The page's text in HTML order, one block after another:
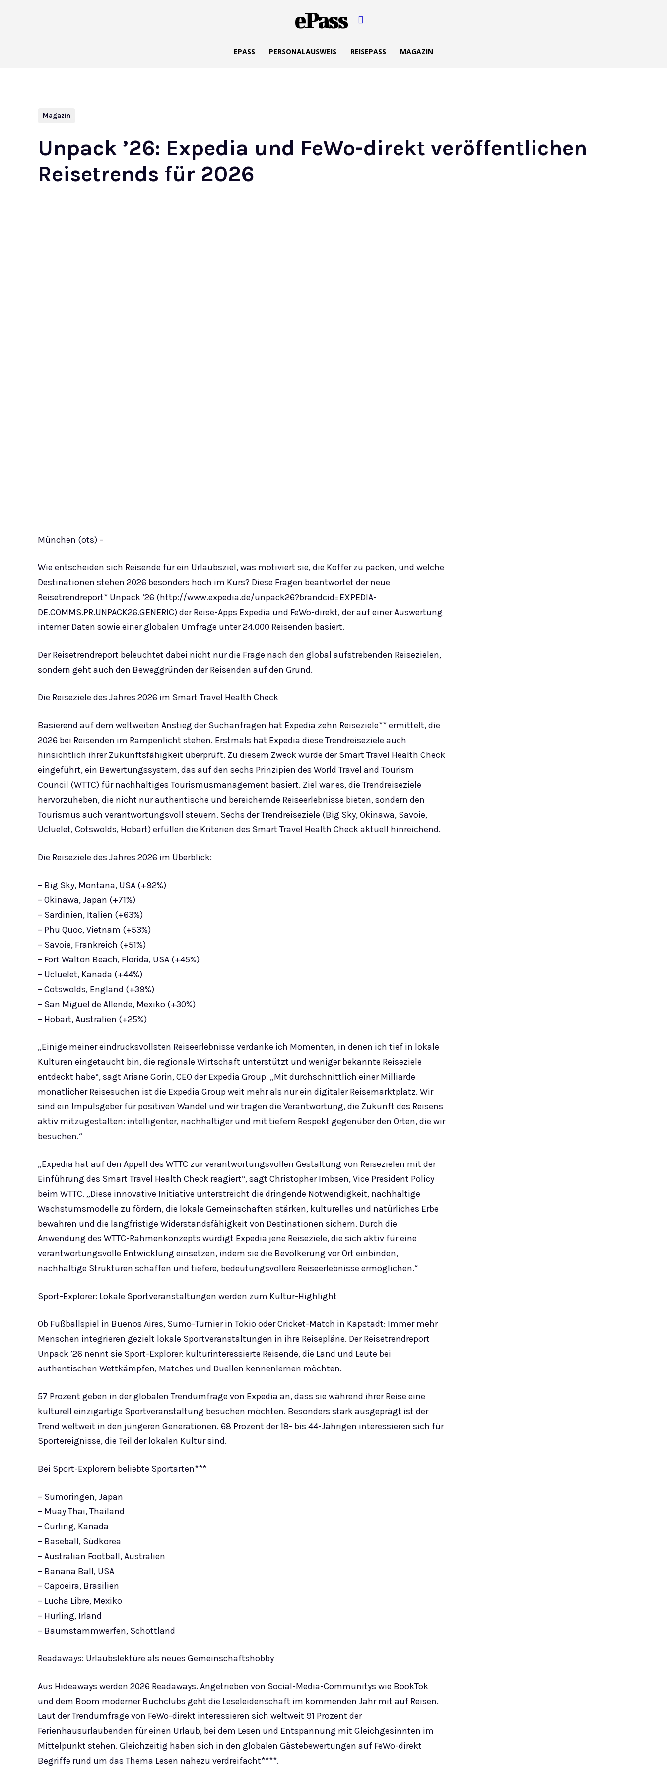
ePass
EPASS PERSONALAUSWEIS REISEPASS MAGAZIN
Magazin
Unpack ’26: Expedia und FeWo-direkt veröffentlichen
Reisetrends für 2026
München (ots) –
Wie entscheiden sich Reisende für ein Urlaubsziel, was motiviert sie, die Koffer zu packen, und welche
Destinationen stehen 2026 besonders hoch im Kurs? Diese Fragen beantwortet der neue
Reisetrendreport* Unpack ’26 (http://www.expedia.de/unpack26?brandcid=EXPEDIA-
DE.COMMS.PR.UNPACK26.GENERIC) der Reise-Apps Expedia und FeWo-direkt, der auf einer Auswertung
interner Daten sowie einer globalen Umfrage unter 24.000 Reisenden basiert.
Der Reisetrendreport beleuchtet dabei nicht nur die Frage nach den global aufstrebenden Reisezielen,
sondern geht auch den Beweggründen der Reisenden auf den Grund.
Die Reiseziele des Jahres 2026 im Smart Travel Health Check
Basierend auf dem weltweiten Anstieg der Suchanfragen hat Expedia zehn Reiseziele** ermittelt, die
2026 bei Reisenden im Rampenlicht stehen. Erstmals hat Expedia diese Trendreiseziele auch
hinsichtlich ihrer Zukunftsfähigkeit überprüft. Zu diesem Zweck wurde der Smart Travel Health Check
eingeführt, ein Bewertungssystem, das auf den sechs Prinzipien des World Travel and Tourism
Council (WTTC) für nachhaltiges Tourismusmanagement basiert. Ziel war es, die Trendreiseziele
hervorzuheben, die nicht nur authentische und bereichernde Reiseerlebnisse bieten, sondern den
Tourismus auch verantwortungsvoll steuern. Sechs der Trendreiseziele (Big Sky, Okinawa, Savoie,
Ucluelet, Cotswolds, Hobart) erfüllen die Kriterien des Smart Travel Health Check aktuell hinreichend.
Die Reiseziele des Jahres 2026 im Überblick:
– Big Sky, Montana, USA (+92%)
– Okinawa, Japan (+71%)
– Sardinien, Italien (+63%)
– Phu Quoc, Vietnam (+53%)
– Savoie, Frankreich (+51%)
– Fort Walton Beach, Florida, USA (+45%)
– Ucluelet, Kanada (+44%)
– Cotswolds, England (+39%)
– San Miguel de Allende, Mexiko (+30%)
– Hobart, Australien (+25%)
„Einige meiner eindrucksvollsten Reiseerlebnisse verdanke ich Momenten, in denen ich tief in lokale
Kulturen eingetaucht bin, die regionale Wirtschaft unterstützt und weniger bekannte Reiseziele
entdeckt habe“, sagt Ariane Gorin, CEO der Expedia Group. „Mit durchschnittlich einer Milliarde
monatlicher Reisesuchen ist die Expedia Group weit mehr als nur ein digitaler Reisemarktplatz. Wir
sind ein Impulsgeber für positiven Wandel und wir tragen die Verantwortung, die Zukunft des Reisens
aktiv mitzugestalten: intelligenter, nachhaltiger und mit tiefem Respekt gegenüber den Orten, die wir
besuchen.“
„Expedia hat auf den Appell des WTTC zur verantwortungsvollen Gestaltung von Reisezielen mit der
Einführung des Smart Travel Health Check reagiert“, sagt Christopher Imbsen, Vice President Policy
beim WTTC. „Diese innovative Initiative unterstreicht die dringende Notwendigkeit, nachhaltige
Wachstumsmodelle zu fördern, die lokale Gemeinschaften stärken, kulturelles und natürliches Erbe
bewahren und die langfristige Widerstandsfähigkeit von Destinationen sichern. Durch die
Anwendung des WTTC-Rahmenkonzepts würdigt Expedia jene Reiseziele, die sich aktiv für eine
verantwortungsvolle Entwicklung einsetzen, indem sie die Bevölkerung vor Ort einbinden,
nachhaltige Strukturen schaffen und tiefere, bedeutungsvollere Reiseerlebnisse ermöglichen.“
Sport-Explorer: Lokale Sportveranstaltungen werden zum Kultur-Highlight
Ob Fußballspiel in Buenos Aires, Sumo-Turnier in Tokio oder Cricket-Match in Kapstadt: Immer mehr
Menschen integrieren gezielt lokale Sportveranstaltungen in ihre Reisepläne. Der Reisetrendreport
Unpack ’26 nennt sie Sport-Explorer: kulturinteressierte Reisende, die Land und Leute bei
authentischen Wettkämpfen, Matches und Duellen kennenlernen möchten.
57 Prozent geben in der globalen Trendumfrage von Expedia an, dass sie während ihrer Reise eine
kulturell einzigartige Sportveranstaltung besuchen möchten. Besonders stark ausgeprägt ist der
Trend weltweit in den jüngeren Generationen. 68 Prozent der 18- bis 44-Jährigen interessieren sich für
Sportereignisse, die Teil der lokalen Kultur sind.
Bei Sport-Explorern beliebte Sportarten***
– Sumoringen, Japan
– Muay Thai, Thailand
– Curling, Kanada
– Baseball, Südkorea
– Australian Football, Australien
– Banana Ball, USA
– Capoeira, Brasilien
– Lucha Libre, Mexiko
– Hurling, Irland
– Baumstammwerfen, Schottland
Readaways: Urlaubslektüre als neues Gemeinschaftshobby
Aus Hideaways werden 2026 Readaways. Angetrieben von Social-Media-Communitys wie BookTok
und dem Boom moderner Buchclubs geht die Leseleidenschaft im kommenden Jahr mit auf Reisen.
Laut der Trendumfrage von FeWo-direkt interessieren sich weltweit 91 Prozent der
Ferienhausurlaubenden für einen Urlaub, bei dem Lesen und Entspannung mit Gleichgesinnten im
Mittelpunkt stehen. Gleichzeitig haben sich in den globalen Gästebewertungen auf FeWo-direkt
Begriffe rund um das Thema Lesen nahezu verdreifacht****.